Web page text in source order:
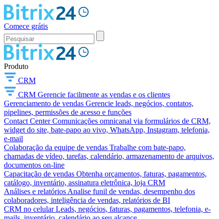
Comece grátis
Produto
CRM
CRM Gerencie facilmente as vendas e os clientes
Gerenciamento de vendas Gerencie leads, negócios, contatos,
pipelines, permissões de acesso e funções
Contact Center Comunicações omnicanal via formulários de CRM,
widget do site, bate-papo ao vivo, WhatsApp, Instagram, telefonia,
e-mail
Colaboração da equipe de vendas Trabalhe com bate-papo,
chamadas de vídeo, tarefas, calendário, armazenamento de arquivos,
documentos on-line
Capacitação de vendas Obtenha orçamentos, faturas, pagamentos,
catálogo, inventário, assinatura eletrônica, loja CRM
Análises e relatórios Analise funil de vendas, desempenho dos
colaboradores, inteligência de vendas, relatórios de BI
CRM no celular Leads, negócios, faturas, pagamentos, telefonia, e-